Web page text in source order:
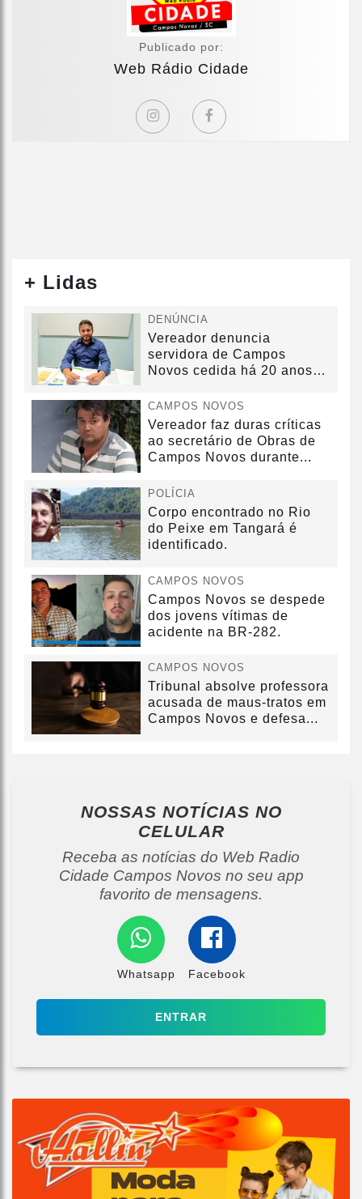
Publicado por:
Web Rádio Cidade
+ Lidas
DENÚNCIA
Vereador denuncia
servidora de Campos
Novos cedida há 20 anos
CAMPOS NOVOS
Vereador faz duras críticas
ao secretário de Obras de
Campos Novos durante...
POLÍCIA
Corpo encontrado no Rio
do Peixe em Tangará é
identificado.
CAMPOS NOVOS
Campos Novos se despede
dos jovens vítimas de
acidente na BR-282.
CAMPOS NOVOS
Tribunal absolve professora
acusada de maus-tratos em
Campos Novos e defesa...
NOSSAS NOTÍCIAS NO
CELULAR
Receba as notícias do Web Radio
Cidade Campos Novos no seu app
favorito de mensagens.
Whatsapp Facebook
ENTRAR